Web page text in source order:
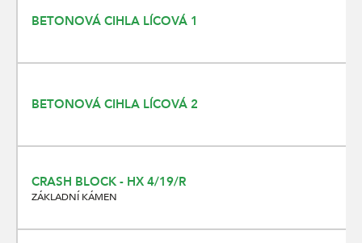
BETONOVÁ CIHLA LÍCOVÁ 1
BETONOVÁ CIHLA LÍCOVÁ 2
CRASH BLOCK - HX 4/19/R
ZÁKLADNÍ KÁMEN